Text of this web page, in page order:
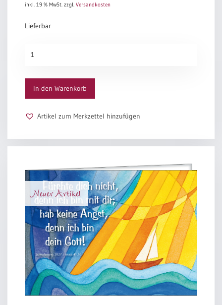
inkl. 19 % MwSt. zzgl. Versandkosten
Lieferbar
2027
Schirm
Menge
In den Warenkorb
Artikel zum Merkzettel hinzufügen
Neuer Artikel